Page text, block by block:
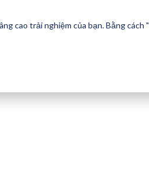
cao trải nghiệm của bạn. Bằng cách "